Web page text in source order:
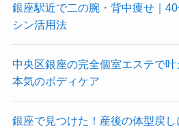
銀座駅近で二の腕・背中痩せ｜
シン活用法
中央区銀座の完全個室エステで
本気のボディケア
銀座で見つけた！産後の体型戻